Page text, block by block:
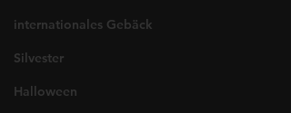
internationales Gebäck
Silvester
Halloween